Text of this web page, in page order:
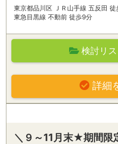
東京都品川区 ＪＲ山手線 五反田 徒
東急目黒線 不動前 徒歩9分
検討リ
詳細
＼９～11月末★期間限